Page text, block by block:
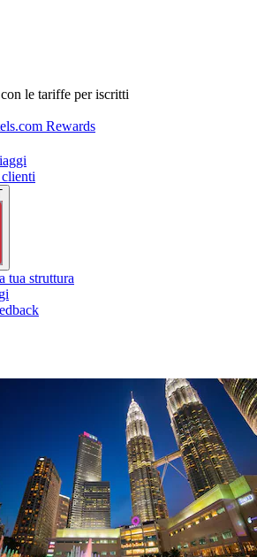
le tariffe per iscritti
Rewards
clienti
tua struttura